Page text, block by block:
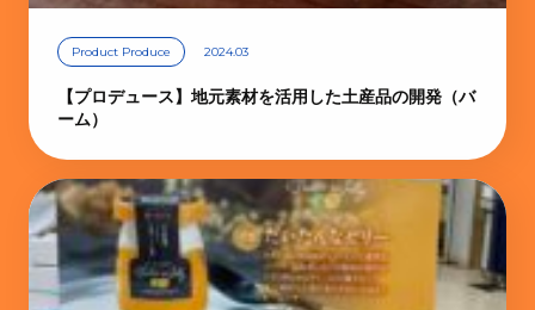
Product Produce 2024.03
【プロデュース】地元素材を活用した土産品の開発（バ
ーム）